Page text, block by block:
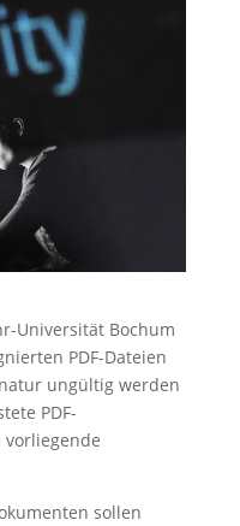
Universität Bochum
PDF-Dateien
ungültig werden
PDF-
sollen